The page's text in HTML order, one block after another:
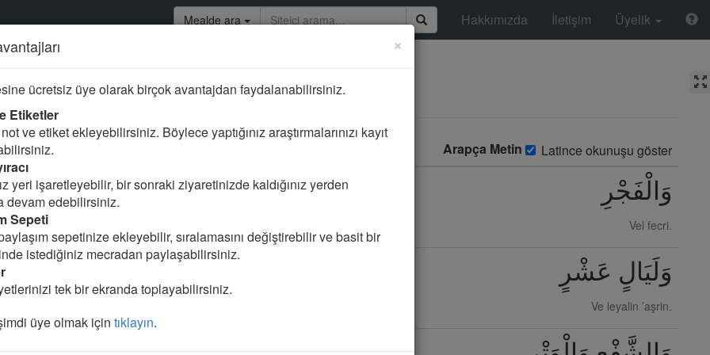
Hakkımızda İletişim Üyelik
Mealde ara
Arapça Metin
Latince okunuşu göster
وَالْفَجْرِ
Vel fecri.
وَلَيَالٍ عَشْرٍ
Ve leyalin ’aşrin.
×
ücretsiz üye olarak birçok avantajdan faydalanabilirsiniz.
Etiketler
ve etiket ekleyebilirsiniz. Böylece yaptığınız araştırmalarınızı kayıt
yeri işaretleyebilir, bir sonraki ziyaretinizde kaldığınız yerden
devam edebilirsiniz.
Sepeti
sepetinize ekleyebilir, sıralamasını değiştirebilir ve basit bir
istediğiniz mecradan paylaşabilirsiniz.
tek bir ekranda toplayabilirsiniz.
üye olmak için tıklayın.